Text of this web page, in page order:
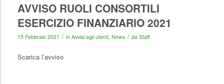
AVVISO RUOLI CONSORTILI
ESERCIZIO FINANZIARIO 2021
15 Febbraio 2021 / in Avvisi agli utenti, News / da Staff
Scarica l’avviso